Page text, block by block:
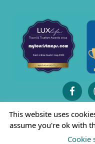
This website uses
assume you're ok with
Cookie